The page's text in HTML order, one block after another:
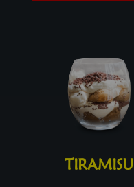
TIRAMISU